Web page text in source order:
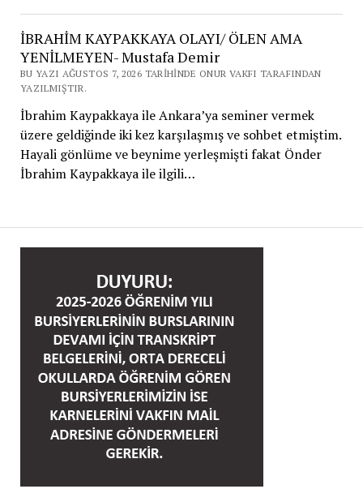
İBRAHİM KAYPAKKAYA OLAYI/ ÖLEN AMA
YENİLMEYEN- Mustafa Demir
BU YAZI AĞUSTOS 7, 2026 TARIHINDE ONUR VAKFI TARAFINDAN
YAZILMIŞTIR.
İbrahim Kaypakkaya ile Ankara’ya seminer vermek
üzere geldiğinde iki kez karşılaşmış ve sohbet etmiştim.
Hayali gönlüme ve beynime yerleşmişti fakat Önder
İbrahim Kaypakkaya ile ilgili…